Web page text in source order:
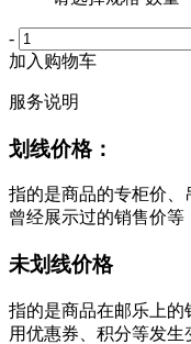
-
加入购物车
服务说明
划线价格：
指的是商品的专柜价
曾经展示过的销售价等
未划线价格
指的是商品在邮乐上
用优惠券、积分等发生